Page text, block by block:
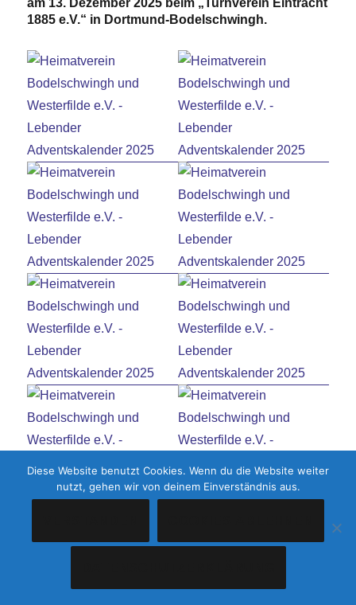
am 13. Dezember 2025 beim „Turnverein Eintracht
1885 e.V.“ in Dortmund-Bodelschwingh.
Diese Website benutzt Cookies. Wenn du die Website weiter
nutzt, gehen wir von deinem Einverständnis aus.